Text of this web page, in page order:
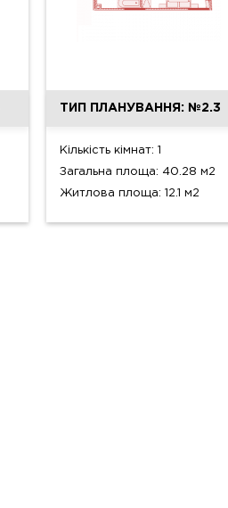
ТИП ПЛАНУВАННЯ: №2.3
Кількість кімнат: 1
Загальна площа: 40.28 м2
Житлова площа: 12.1 м2